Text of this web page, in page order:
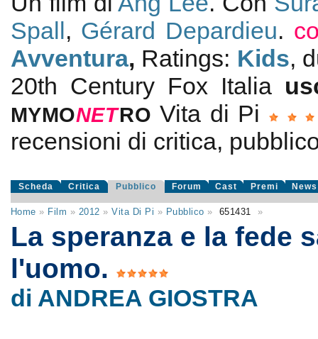
Spall, Gérard Depardieu.
Avventura, Ratings: Kids,
20th Century Fox Italia
MYMONETRO Vita di Pi
recensioni di critica,
Scheda Critica Pubblico Forum Cast Premi News
Home » Film » 2012 »Vita Di Pi » Pubblico » 651431 »
La speranza e la fede
l'uomo.
di ANDREA GIOSTRA